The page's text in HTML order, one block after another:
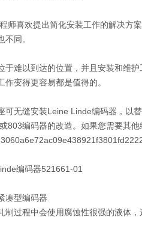
师喜欢提出简化安装工作的解决方
同。
于难以到达的位置，并且安装和维
作变得更容易都是值得的。
可无缝安装Leine Linde编码器，以
803编码器的改造。如果您需要其
编码器521661-01
凑型编码器
制过程中会使用腐蚀性很强的液体